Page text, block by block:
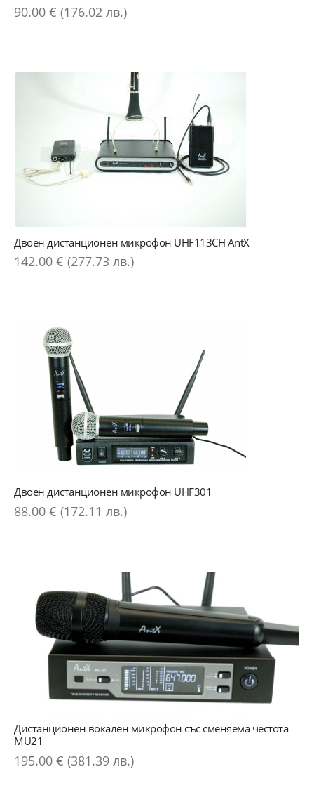
90.00 € (176.02 лв.)
Двоен дистанционен микрофон UHF113CH AntX
142.00 € (277.73 лв.)
Двоен дистанционен микрофон UHF301
88.00 € (172.11 лв.)
Дистанционен вокален микрофон със сменяема честота
MU21
195.00 € (381.39 лв.)